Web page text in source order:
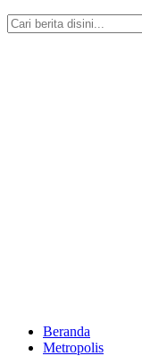
Beranda
Metropolis